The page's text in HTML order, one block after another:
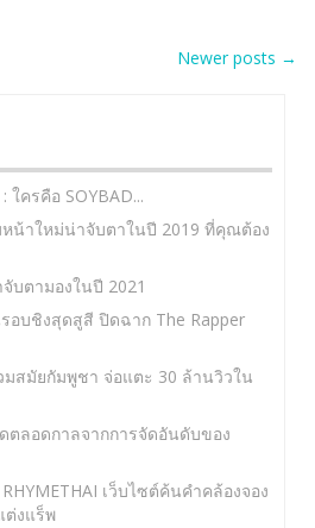
Newer posts →
ใครคือ SOYBAD...
หน้าใหม่น่าจับตาในปี 2019 ที่คุณต้อง
บตามองในปี 2021
อบชิงสุดสูสี ปิดฉาก The Rapper
มสมัยกัมพูชา จ่อแตะ 30 ล้านวิวใน
ตลอดกาลจากการจัดอันดับของ
เว็บไซต์ค้นคำคล้องจอง
ต่งแร็พ